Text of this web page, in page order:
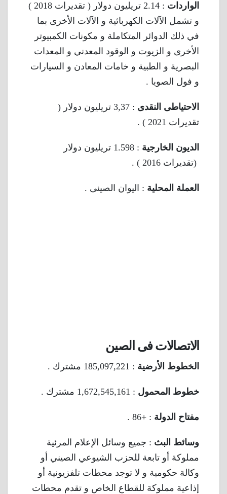
الواردات
: 2.14 تريليون دولار ( تقديرات 2018 )
و تشمل الآلات الكهربائية و الآلات الأخرى بما
في ذلك الدوائر المتكاملة و مكونات الكمبيوتر
الأخرى و الزيوت و الوقود المعدني و المعدات
البصرية و الطبية و خامات المعادن و السيارات
و فول الصويا .
الاحتياطى النقدى
: 3,37 تريليون دولار (
تقديرات 2021 ) .
الديون الخارجية
: 1.598 تريليون دولار
(تقديرات 2016 ) .
العملة المحلية : اليوان الصينى .
الاتصالات فى الصين
الخطوط الأرضية : 185,097,221 مشترك .
خطوط المحمول : 1,672,545,161 مشترك .
مفتاح الدولة : +86 .
وسائط البث : جميع وسائل الإعلام المرئية
مملوكة أو تابعة للحزب الشيوعي الصيني أو
وكالة حكومية و لا توجد محطات تلفزيونية أو
إذاعية مملوكة للقطاع الخاص و تقدم محطات